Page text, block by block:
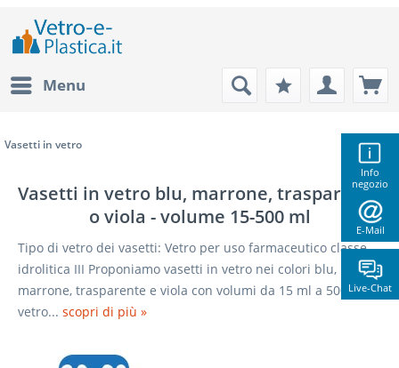
Info
negozio
E-Mail
Live-Chat
Menu
Vasetti in vetro
Vasetti in vetro blu, marrone, trasparente
o viola - volume 15-500 ml
Tipo di vetro dei vasetti: Vetro per uso farmaceutico classe
idrolitica III Proponiamo vasetti in vetro nei colori blu,
marrone, trasparente e viola con volumi da 15 ml a 500 ml. Il
vetro... scopri di più »